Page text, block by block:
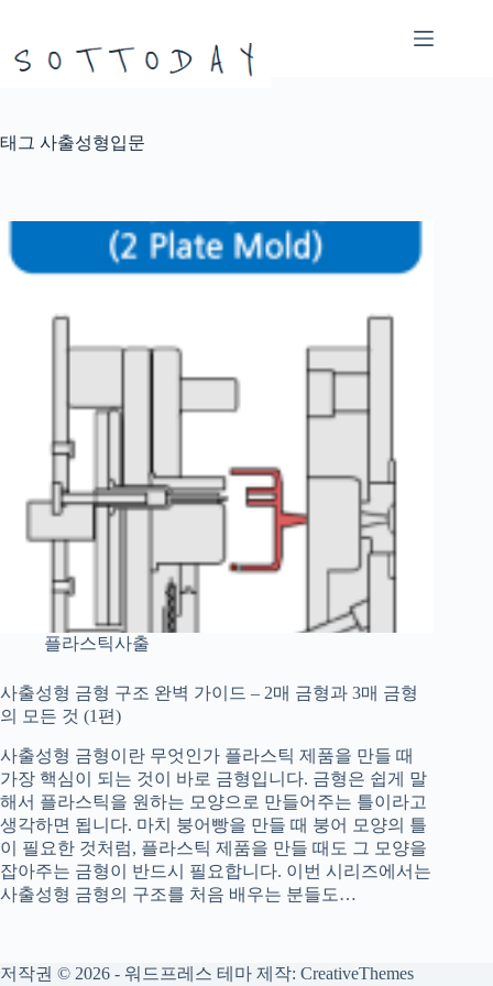
으
뛰
태그 사출성형입문
플라스틱사출
사출성형 금형 구조 완벽 가이드 – 2매 금형과 3매 금형
의 모든 것 (1편)
사출성형 금형이란 무엇인가 플라스틱 제품을 만들 때
가장 핵심이 되는 것이 바로 금형입니다. 금형은 쉽게 말
해서 플라스틱을 원하는 모양으로 만들어주는 틀이라고
생각하면 됩니다. 마치 붕어빵을 만들 때 붕어 모양의 틀
이 필요한 것처럼, 플라스틱 제품을 만들 때도 그 모양을
잡아주는 금형이 반드시 필요합니다. 이번 시리즈에서는
사출성형 금형의 구조를 처음 배우는 분들도…
저작권 © 2026 - 워드프레스 테마 제작: CreativeThemes